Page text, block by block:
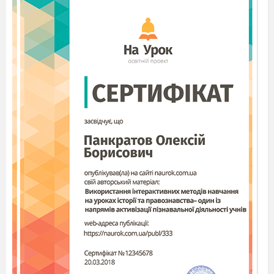
Припинили
Чорногуз ( лелека, бусел, бузько)
Африка
( материк, теплий край),
карти
(перший раз читає вчитель, другий раз – учні
пояснюють значення слів, третій раз – швидко)
Вправа на тренування зорової пам’яті.
Підкреслити слова на тему « Осінь» ( робота в
парах)
Червень, жовтень, парта, книжка, листопад,
позолотила, сумна, вересень.
Чи проходила осінь нашим краєм? Яка
вона?
Доберіть прикметники до слова осінь.
Виграє той, хто назве прикметник
останнім.